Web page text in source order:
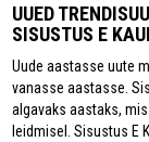
UUED
SISUSTUS E
Uude aastasse uute
vanasse aastasse.
algavaks aastaks,
leidmisel. Sisustus E